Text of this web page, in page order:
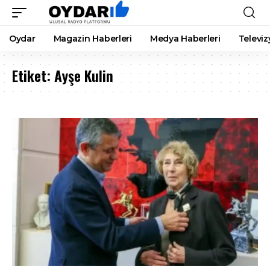
Oydar Magazin Haberleri Medya Haberleri
Etiket:Ayşe Kulin